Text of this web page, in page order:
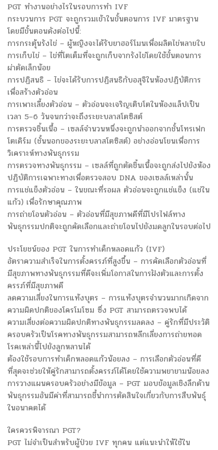
PGT ทำงานอย่างไรในรอบการทำ IVF
กระบวนการ PGT จะถูกรวมเข้าในขั้นตอนการ IVF มาตรฐาน
โดยมีขั้นตอนดังต่อไปนี้:
การกระตุ้นรังไข่ – ผู้หญิงจะได้รับยาฮอร์โมนเพื่อผลิตไข่หลายใบ
การเก็บไข่ – ไข่ที่โตเต็มที่จะถูกเก็บจากรังไข่โดยใช้ขั้นตอนการ
ผ่าตัดเล็กน้อย
การปฏิสนธิ – ไข่จะได้รับการปฏิสนธิกับอสุจิในห้องปฏิบัติการ
เพื่อสร้างตัวอ่อน
การเพาะเลี้ยงตัวอ่อน – ตัวอ่อนจะเจริญเติบโตในห้องแล็ปเป็น
เวลา 5–6 วันจนกว่าจะถึงระยะบลาสโตซิสต์
การตรวจชิ้นเนื้อ – เซลล์จำนวนหนึ่งจะถูกนำออกจากชั้นโทรเฟก
โตเดิร์ม (ชั้นนอกของระยะบลาสโตซิสต์) อย่างอ่อนโยนเพื่อการ
วิเคราะห์ทางพันธุกรรม
การตรวจทางพันธุกรรม – เซลล์ที่ถูกตัดชิ้นเนื้อจะถูกส่งไปยังห้อง
ปฏิบัติการเฉพาะทางเพื่อตรวจสอบ DNA ของเซลล์เหล่านั้น
การแช่แข็งตัวอ่อน – ในขณะที่รอผล ตัวอ่อนจะถูกแช่แข็ง (แช่ใน
แก้ว) เพื่อรักษาคุณภาพ
การถ่ายโอนตัวอ่อน – ตัวอ่อนที่มีสุขภาพดีที่มีโปรไฟล์ทาง
พันธุกรรมปกติจะถูกคัดเลือกและถ่ายโอนไปยังมดลูกในรอบต่อไป
ประโยชน์ของ PGT ในการทำเด็กหลอดแก้ว (IVF)
อัตราความสำเร็จในการตั้งครรภ์ที่สูงขึ้น – การคัดเลือกตัวอ่อนที่
มีสุขภาพทางพันธุกรรมที่ดีจะเพิ่มโอกาสในการฝังตัวและการตั้ง
ครรภ์ที่มีสุขภาพดี
ลดความเสี่ยงในการแท้งบุตร – การแท้งบุตรจำนวนมากเกิดจาก
ความผิดปกติของโครโมโซม ซึ่ง PGT สามารถตรวจพบได้
ความเสี่ยงต่อความผิดปกติทางพันธุกรรมลดลง – คู่รักที่มีประวัติ
ครอบครัวเป็นโรคทางพันธุกรรมสามารถหลีกเลี่ยงการถ่ายทอด
โรคเหล่านี้ไปยังลูกหลานได้
ต้องใช้รอบการทำเด็กหลอดแก้วน้อยลง – การเลือกตัวอ่อนที่ดี
ที่สุดจะช่วยให้คู่รักสามารถตั้งครรภ์ได้โดยใช้ความพยายามน้อยลง
การวางแผนครอบครัวอย่างมีข้อมูล – PGT มอบข้อมูลเชิงลึกด้าน
พันธุกรรมอันมีค่าที่สามารถชี้นำการตัดสินใจเกี่ยวกับการสืบพันธุ์
ในอนาคตได้
ใครควรพิจารณา PGT?
PGT ไม่จำเป็นสำหรับผู้ป่วย IVF ทุกคน แต่แนะนำให้ใช้ใน